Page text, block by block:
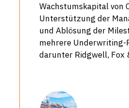
Wachstumskapital von
Unterstützung der
und Ablösung der
mehrere Underwriting-
darunter Ridgwell, Fox